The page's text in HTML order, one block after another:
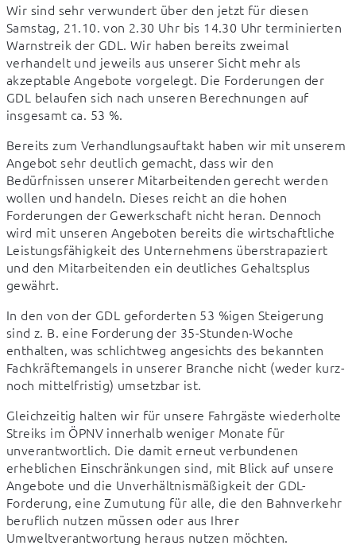
Wir sind sehr verwundert über den jetzt für diesen
Samstag, 21.10. von 2.30 Uhr bis 14.30 Uhr terminierten
Warnstreik der GDL. Wir haben bereits zweimal
verhandelt und jeweils aus unserer Sicht mehr als
akzeptable Angebote vorgelegt. Die Forderungen der
GDL belaufen sich nach unseren Berechnungen auf
insgesamt ca. 53 %.
Bereits zum Verhandlungsauftakt haben wir mit unserem
Angebot sehr deutlich gemacht, dass wir den
Bedürfnissen unserer Mitarbeitenden gerecht werden
wollen und handeln. Dieses reicht an die hohen
Forderungen der Gewerkschaft nicht heran. Dennoch
wird mit unseren Angeboten bereits die wirtschaftliche
Leistungsfähigkeit des Unternehmens überstrapaziert
und den Mitarbeitenden ein deutliches Gehaltsplus
gewährt.
In den von der GDL geforderten 53 %igen Steigerung
sind z. B. eine Forderung der 35-Stunden-Woche
enthalten, was schlichtweg angesichts des bekannten
Fachkräftemangels in unserer Branche nicht (weder kurz-
noch mittelfristig) umsetzbar ist.
Gleichzeitig halten wir für unsere Fahrgäste wiederholte
Streiks im ÖPNV innerhalb weniger Monate für
unverantwortlich. Die damit erneut verbundenen
erheblichen Einschränkungen sind, mit Blick auf unsere
Angebote und die Unverhältnismäßigkeit der GDL-
Forderung, eine Zumutung für alle, die den Bahnverkehr
beruflich nutzen müssen oder aus Ihrer
Umweltverantwortung heraus nutzen möchten.